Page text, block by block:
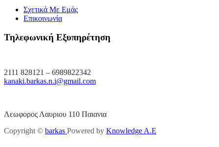
Σχετικά Με Εμάς
Επικοινωνία
Τηλεφωνική Εξυπηρέτηση
2111 828121 – 6989822342
kanaki.barkas.n.i@gmail.com
Λεωφορος Λαυριου 110 Παιανια
Copyright © barkas Powered by Knowledge A.E